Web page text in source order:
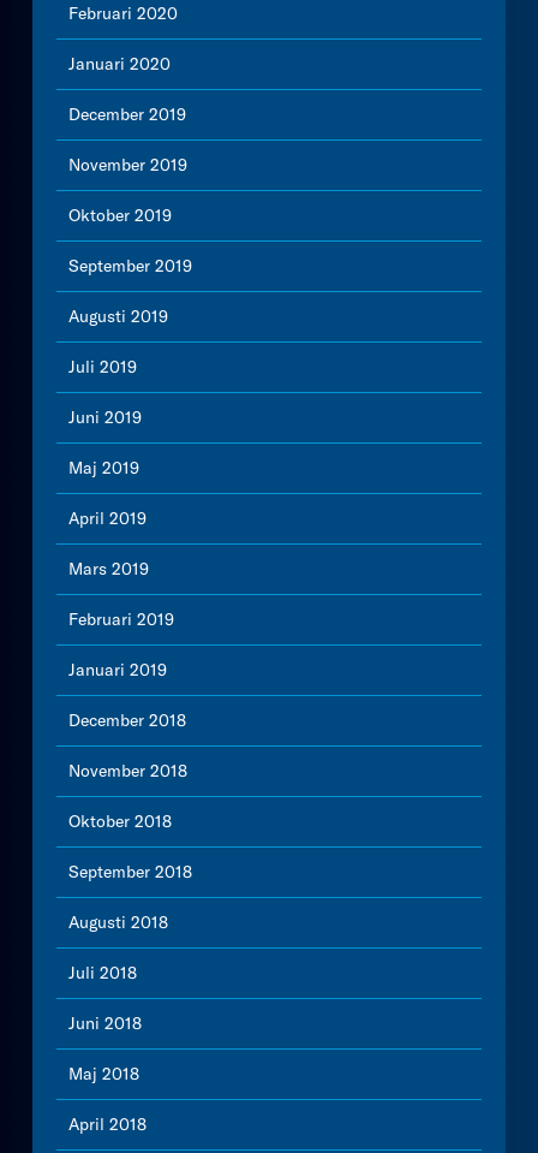
Februari 2020
Januari 2020
December 2019
November 2019
Oktober 2019
September 2019
Augusti 2019
Juli 2019
Juni 2019
Maj 2019
April 2019
Mars 2019
Februari 2019
Januari 2019
December 2018
November 2018
Oktober 2018
September 2018
Augusti 2018
Juli 2018
Juni 2018
Maj 2018
April 2018